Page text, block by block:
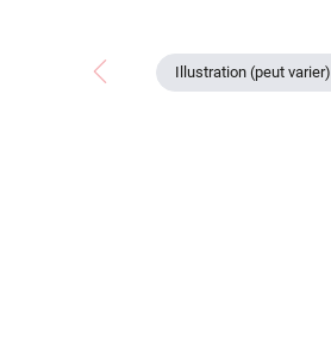
Illustration (peut varier)